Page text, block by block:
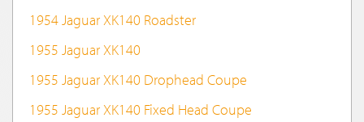
1954 Jaguar XK140 Roadster
1955 Jaguar XK140
1955 Jaguar XK140 Drophead Coupe
1955 Jaguar XK140 Fixed Head Coupe